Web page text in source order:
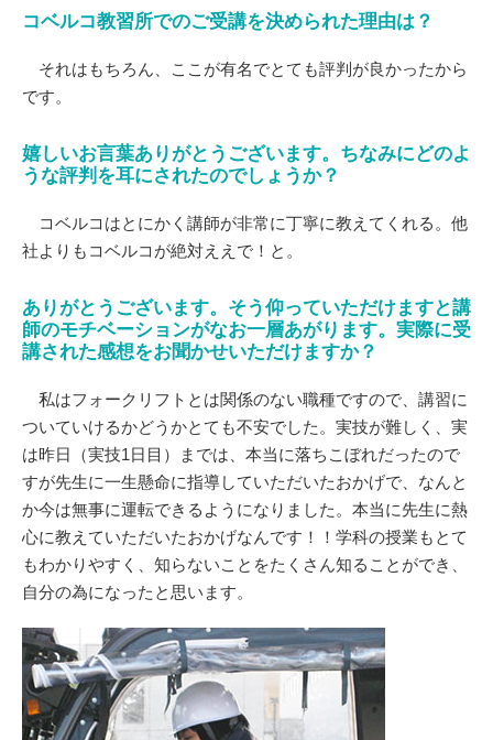
コベルコ教習所でのご受講を決められた理由は？
それはもちろん、ここが有名でとても評判が良かったから
です。
嬉しいお言葉ありがとうございます。ちなみにどのよ
うな評判を耳にされたのでしょうか？
コベルコはとにかく講師が非常に丁寧に教えてくれる。他
社よりもコベルコが絶対ええで！と。
ありがとうございます。そう仰っていただけますと講
師のモチベーションがなお一層あがります。実際に受
講された感想をお聞かせいただけますか？
私はフォークリフトとは関係のない職種ですので、講習に
ついていけるかどうかとても不安でした。実技が難しく、実
は昨日（実技1日目）までは、本当に落ちこぼれだったので
すが先生に一生懸命に指導していただいたおかげで、なんと
か今は無事に運転できるようになりました。本当に先生に熱
心に教えていただいたおかげなんです！！学科の授業もとて
もわかりやすく、知らないことをたくさん知ることができ、
自分の為になったと思います。